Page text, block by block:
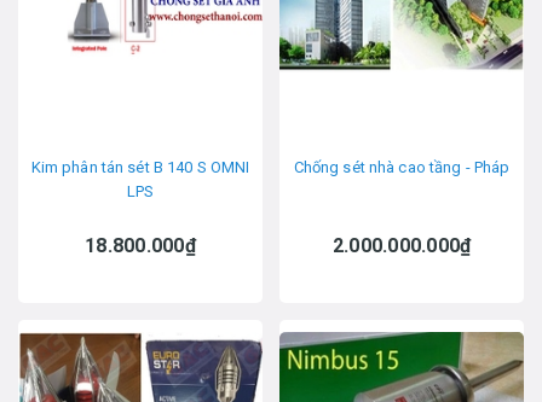
Kim phân tán sét B 140 S OMNI
LPS
18.800.000₫
Chống sét nhà cao tầng - Pháp
2.000.000.000₫